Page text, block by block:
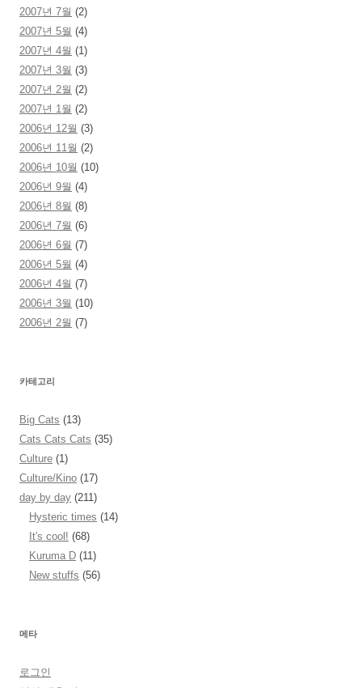
2007년 7월 (2)
2007년 5월 (4)
2007년 4월 (1)
2007년 3월 (3)
2007년 2월 (2)
2007년 1월 (2)
2006년 12월 (3)
2006년 11월 (2)
2006년 10월 (10)
2006년 9월 (4)
2006년 8월 (8)
2006년 7월 (6)
2006년 6월 (7)
2006년 5월 (4)
2006년 4월 (7)
2006년 3월 (10)
2006년 2월 (7)
카테고리
Big Cats (13)
Cats Cats Cats (35)
Culture (1)
Culture/Kino (17)
day by day (211)
Hysteric times (14)
It's cool! (68)
Kuruma D (11)
New stuffs (56)
메타
로그인